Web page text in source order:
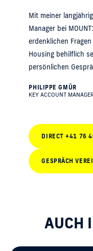
Mit meiner
Manager bei
erdenklichen
Housing behilflich
persönlichen
PHILIPPE GMÜR
KEY ACCOUNT
DIRECT +41 76
GESPRÄCH
AUCH